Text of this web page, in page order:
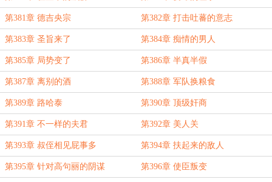
第381章 德吉央宗 第382章 打击吐蕃的意志
第383章 圣旨来了 第384章 痴情的男人
第385章 局势变了 第386章 半真半假
第387章 离别的酒 第388章 军队换粮食
第389章 路哈泰 第390章 顶级奸商
第391章 不一样的夫君 第392章 美人关
第393章 叔侄相见屁事多 第394章 扶起来的敌人
第395章 针对高句丽的阴谋 第396章 使臣叛变